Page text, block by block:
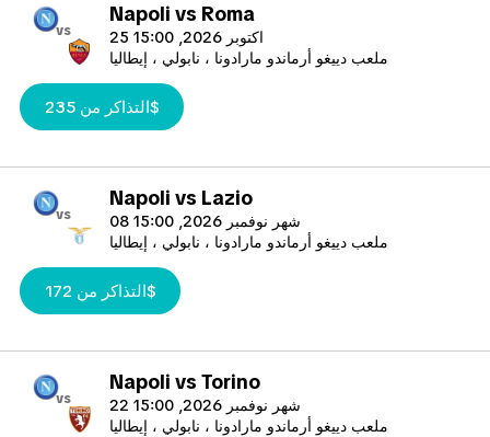
vs
Napoli vs Roma
25 اكتوبر 2026, 15:00
ملعب دييغو أرماندو مارادونا ، نابولي ، إيطاليا
التذاكر من 235$
vs
Napoli vs Lazio
08 شهر نوفمبر 2026, 15:00
ملعب دييغو أرماندو مارادونا ، نابولي ، إيطاليا
التذاكر من 172$
vs
Napoli vs Torino
22 شهر نوفمبر 2026, 15:00
ملعب دييغو أرماندو مارادونا ، نابولي ، إيطاليا